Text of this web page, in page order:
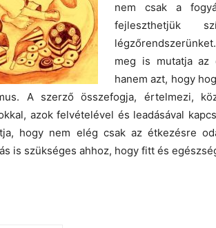
nem csak a
fejleszthetjük
meg is mutatja az
hanem azt, hogy
A szerző összefogja, értelmezi,
azok felvételével és leadásával
hogy nem elég csak az étkezésre
is szükséges ahhoz, hogy fitt és